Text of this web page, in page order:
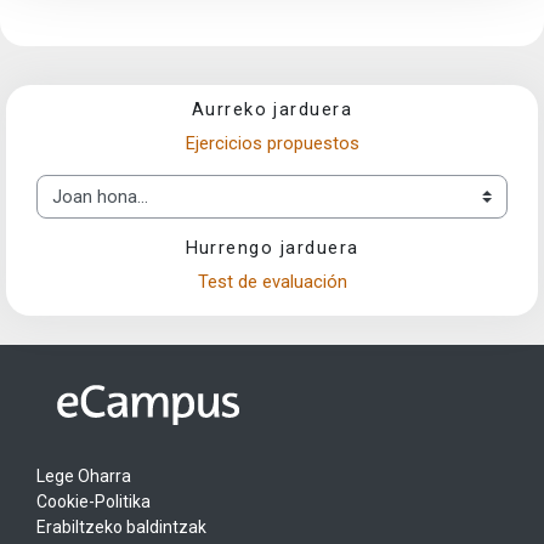
Aurreko jarduera
Ejercicios propuestos
Joan hona...
Hurrengo jarduera
Test de evaluación
Lege Oharra
Cookie-Politika
Erabiltzeko baldintzak